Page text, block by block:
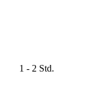
1 - 2 Std.